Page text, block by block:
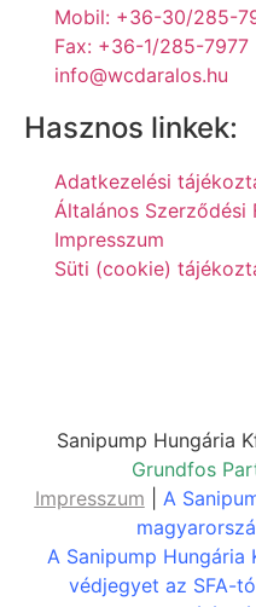
Mobil: +36-30/285-
Fax: +36-1/285-7977
info@wcdaralos.hu
Hasznos linkek:
Adatkezelési
Általános Szerződési
Impresszum
Süti (cookie)
Sanipump Hungária
Grundfos
Impresszum
A
A Sanipump Hungária
védjegyet az SFA-